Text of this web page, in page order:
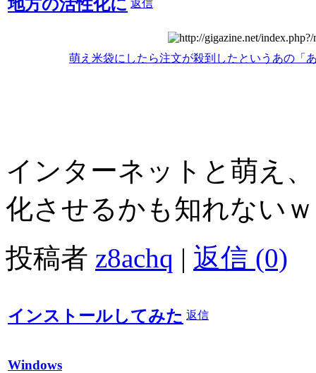
地方の活性化に 返信
萌え米袋にしたら注文が殺到したというあの「
インターネットと萌え
化させるかも知れないｗ
投稿者 z8achq | 返信 (0)
インストールしてみた 返信
Windows